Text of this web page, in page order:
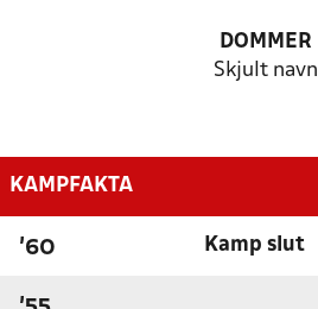
DOMMER
Skjult navn
KAMPFAKTA
'60 Kamp slut